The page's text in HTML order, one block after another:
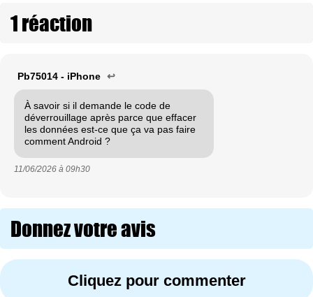
1 réaction
Pb75014 - iPhone ↩
À savoir si il demande le code de
déverrouillage après parce que effacer
les données est-ce que ça va pas faire
comment Android ?
11/06/2026 à 09h30
Donnez votre avis
Cliquez pour commenter